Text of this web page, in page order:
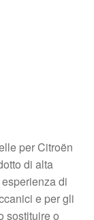
per Citroën
di alta
di
e per gli
sostituire o